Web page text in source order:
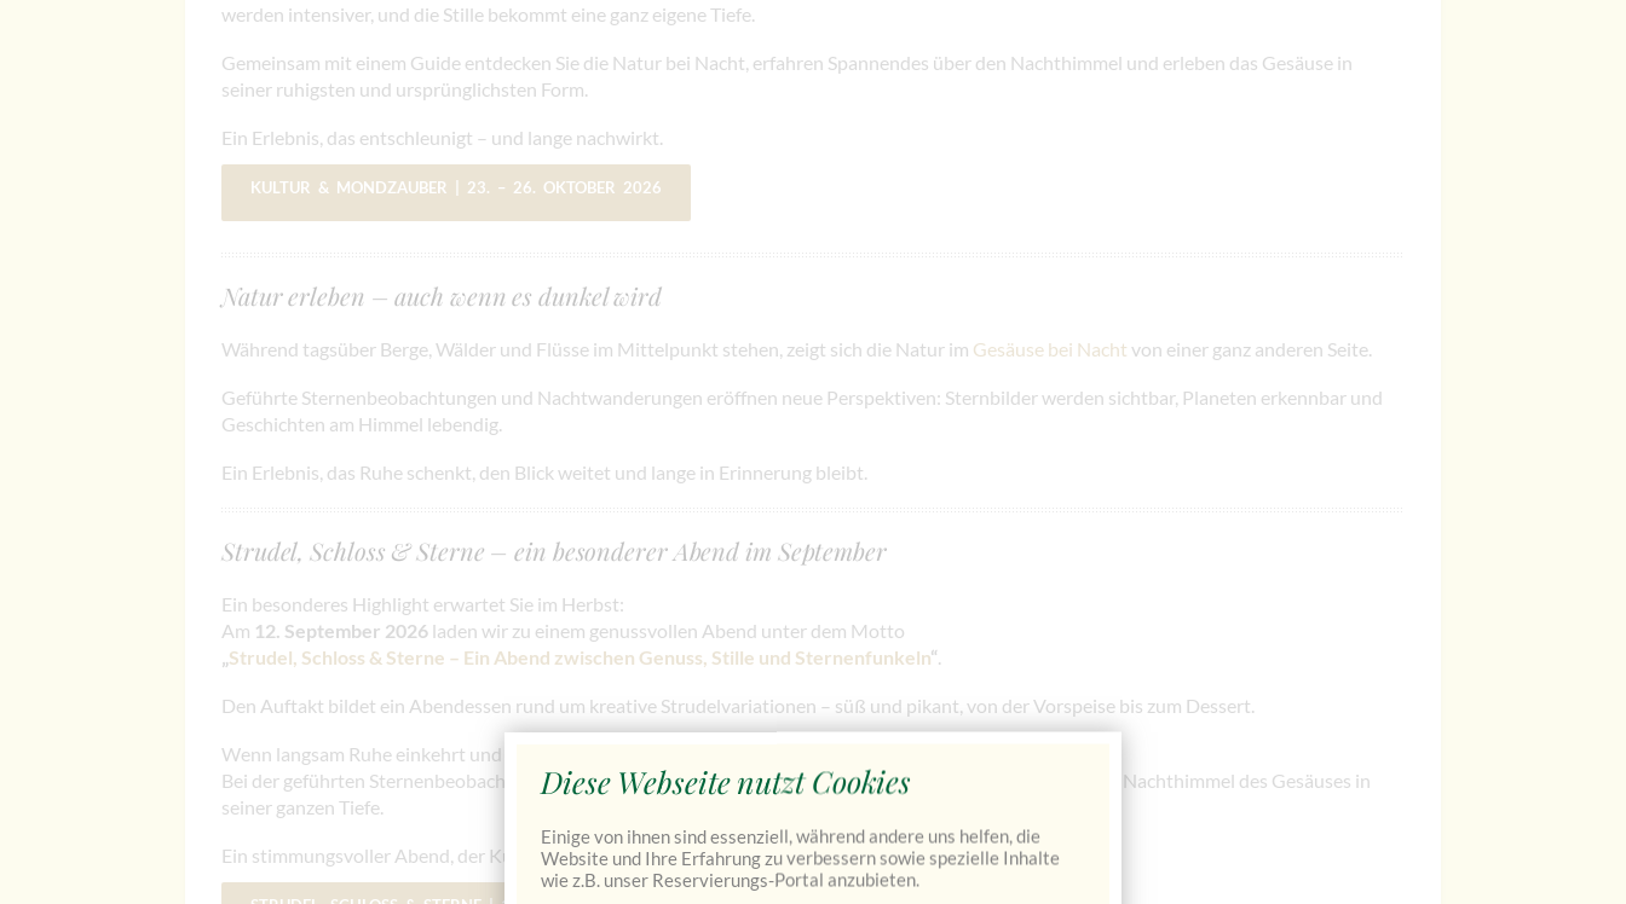
werden intensiver, und die Stille bekommt eine ganz eigene Tiefe.
Gemeinsam mit einem Guide entdecken Sie die Natur bei Nacht, erfahren Spannendes über den Nachthimmel und erleben das Gesäuse in
seiner ruhigsten und ursprünglichsten Form.
Ein Erlebnis, das entschleunigt – und lange nachwirkt.
KULTUR & MONDZAUBER | 23. – 26. OKTOBER 2026
Natur erleben – auch wenn es dunkel wird
Während tagsüber Berge, Wälder und Flüsse im Mittelpunkt stehen, zeigt sich die Natur im Gesäuse bei Nacht von einer ganz anderen Seite.
Geführte Sternenbeobachtungen und Nachtwanderungen eröffnen neue Perspektiven: Sternbilder werden sichtbar, Planeten erkennbar und
Geschichten am Himmel lebendig.
Ein Erlebnis, das Ruhe schenkt, den Blick weitet und lange in Erinnerung bleibt.
Strudel, Schloss & Sterne – ein besonderer Abend im September
Ein besonderes Highlight erwartet Sie im Herbst:
Am 12. September 2026 laden wir zu einem genussvollen Abend unter dem Motto
„Strudel, Schloss & Sterne – Ein Abend zwischen Genuss, Stille und Sternenfunkeln“.
Den Auftakt bildet ein Abendessen rund um kreative Strudelvariationen – süß und pikant, von der Vorspeise bis zum Dessert.
Wenn langsam Ruhe einkehrt und die Nacht hereinbricht, richtet sich der Blick nach oben:
Bei der geführten Sternenbeobachtung mit Nationalpark-Ranger Johannes Sulzbacher erleben Sie den klaren Nachthimmel des Gesäuses in
seiner ganzen Tiefe.
Ein stimmungsvoller Abend, der Kulinarik, Natur und die besondere Atmosphäre des Schlosses verbindet.
Diese Webseite nutzt Cookies
Einige von ihnen sind essenziell, während andere uns helfen, die
Website und Ihre Erfahrung zu verbessern sowie spezielle Inhalte
wie z.B. unser Reservierungs-Portal anzubieten.